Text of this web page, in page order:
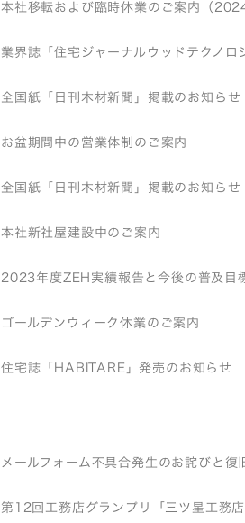
本社移転および臨時休業のご案内（
業界誌「住宅ジャーナルウッドテクノロ
全国紙「日刊木材新聞」掲載のお知らせ
お盆期間中の営業体制のご案内
全国紙「日刊木材新聞」掲載のお知らせ
本社新社屋建設中のご案内
2023年度ZEH実績報告と今後の普及目
ゴールデンウィーク休業のご案内
住宅誌「HABITARE」発売のお知らせ
メールフォーム不具合発生のお詫びと
第12回工務店グランプリ「三ツ星工務